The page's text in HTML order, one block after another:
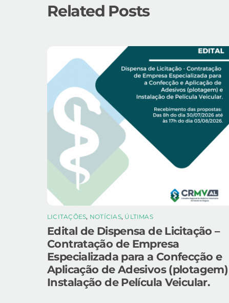
Related Posts
LICITAÇÕES, NOTÍCIAS, ÚLTIMAS
Edital de Dispensa de Licitação –
Contratação de Empresa
Especializada para a Confecção e
Aplicação de Adesivos
Instalação de Película Veicular.